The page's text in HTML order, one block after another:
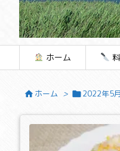
ホーム
 ホーム > 2022年5